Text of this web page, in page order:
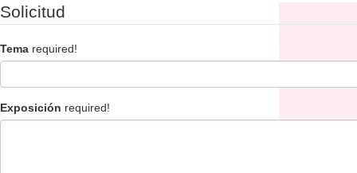
Solicitud
Tema required!
Exposición required!